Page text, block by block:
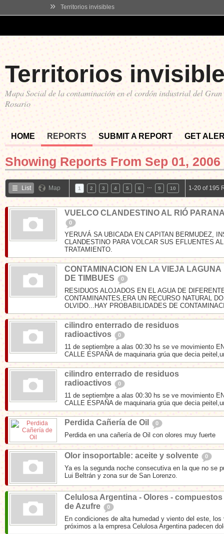
» Territorios invisibles
Territorios
Mapa Social de la contaminación en el cordón industrial del Gran
Rosario
HOME REPORTS SUBMIT A REPORT GET
Showing Reports From Sep 01,
List Map 1 2 3 4 5 6 9 10 1-20 of 195
VUELCO CLANDESTINO AL RIÓ PARANA
0
YERUVÁ SA UBICADA EN CAPITAN BERMUDEZ,
CLANDESTINO PARA VOLCAR SUS EFLUENTES
TRATAMIENTO.
CONTAMINACION EN LA VIEJA LAGUNA
DE TIMBUES
0
RESIDUOS ALOJADOS EN EL AGUA DE
CONTAMINANTES,ERA UN RECURSO NATURAL
OLVIDO...HAY PROBABILIDADES DE
cilindro enterrado de residuos
radioactivos
0
11 de septiembre a alas 00:30 hs se ve movimiento
CALLE ESPAÑA de maquinaria grúa que decia
cilindro enterrado de residuos
radioactivos
0
11 de septiembre a alas 00:30 hs se ve movimiento
CALLE ESPAÑA de maquinaria grúa que decia
Perdida Cañería de Oil 0
Perdida en una cañería de Oil con olores muy fuerte
Olor insoportable: aceite y solvente 0
Ya es la segunda noche consecutiva en la que no se
Lui Beltrán y zona sur de San Lorenzo.
Celulosa Argentina - Olores - compuestos
de Azufre
0
En condiciones de alta humedad y viento del este,
próximos a la empresa Celulosa Argentina padecen